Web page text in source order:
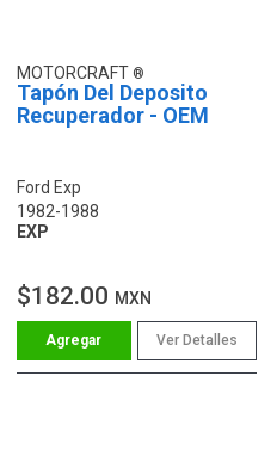
MOTORCRAFT
Tapón Del Deposito
Recuperador - OEM
Ford Exp
1982-1988
EXP
$182.00 MXN
Ver Detalles